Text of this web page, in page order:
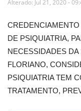
Floriano
Secretarias e
Mural de Licitações
Notícias
Alterado: Jul 21, 2020 -
DE PSIQUIATRIA,
NECESSIDADES
FLORIANO,
PSIQUIATRIA TEM
TRATAMENTO,